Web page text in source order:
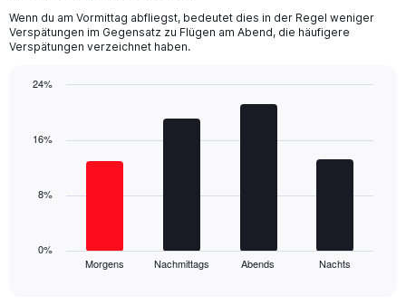
categories.
The
chart
displaying
Wenn du am Vormittag abfliegst, bedeutet dies in der Regel weniger
Verspätungen im Gegensatz zu Flügen am Abend, die häufigere
Verspätungen verzeichnet haben.
with
The
Morgens Nachmittags Abends Nachts
0%
8%
16%
24%